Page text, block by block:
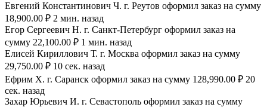
Евгений Константинович Ч. г. Реутов оформил заказ на сумму
18,900.00 ₽ 2 мин. назад
Егор Сергеевич Н. г. Санкт-Петербург оформил заказ на
сумму 22,100.00 ₽ 1 мин. назад
Елисей Кириллович Т. г. Москва оформил заказ на сумму
29,750.00 ₽ 10 сек. назад
Ефрим Х. г. Саранск оформил заказ на сумму 128,990.00 ₽ 20
сек. назад
Захар Юрьевич И. г. Севастополь оформил заказ на сумму